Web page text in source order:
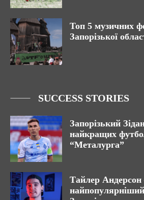
Топ 5 музичних
Запорізької
SUCCESS STORIES
Запорізький
найкращих
“Металурга”
Тайлер Андерсон
найпопулярніший